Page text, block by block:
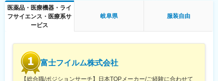
医薬品・医療機器・ライ
フサイエンス・医療系サ
ービス
岐阜県 服装自由
富士フイルム株式会社
【総合職/ポジションサーチ】日本TOPメーカー/ご経験に合わせて